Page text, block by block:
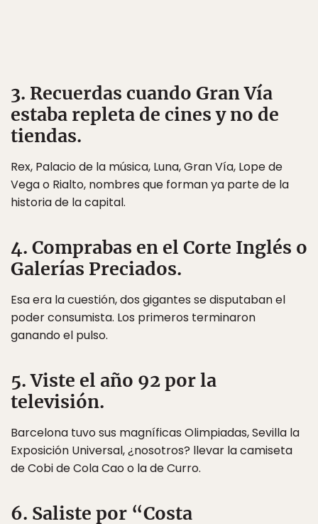
3. Recuerdas cuando Gran Vía
estaba repleta de cines y no de
tiendas.
Rex, Palacio de la música, Luna, Gran Vía, Lope de
Vega o Rialto, nombres que forman ya parte de la
historia de la capital.
4. Comprabas en el Corte Inglés o
Galerías Preciados.
Esa era la cuestión, dos gigantes se disputaban el
poder consumista. Los primeros terminaron
ganando el pulso.
5. Viste el año 92 por la
televisión.
Barcelona tuvo sus magníficas Olimpiadas, Sevilla la
Exposición Universal, ¿nosotros? llevar la camiseta
de Cobi de Cola Cao o la de Curro.
6. Saliste por “Costa